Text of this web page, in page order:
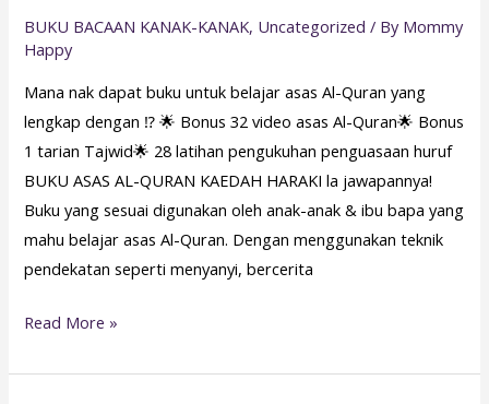
BUKU BACAAN KANAK-KANAK, Uncategorized / By Mommy
Happy
Mana nak dapat buku untuk belajar asas Al-Quran yang
lengkap dengan ⁉️ 🌟 Bonus 32 video asas Al-Quran🌟 Bonus
1 tarian Tajwid🌟 28 latihan pengukuhan penguasaan huruf
BUKU ASAS AL-QURAN KAEDAH HARAKI la jawapannya!
Buku yang sesuai digunakan oleh anak-anak & ibu bapa yang
mahu belajar asas Al-Quran. Dengan menggunakan teknik
pendekatan seperti menyanyi, bercerita
Read More »